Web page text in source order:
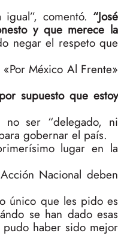
comentó. “José
y que merece la
negar el respeto que
México Al Frente»
por supuesto que estoy
no ser “delegado, ni
gobernar el país.
lugar en la
Nacional deben
único que les pido es
se han dado esas
haber sido mejor